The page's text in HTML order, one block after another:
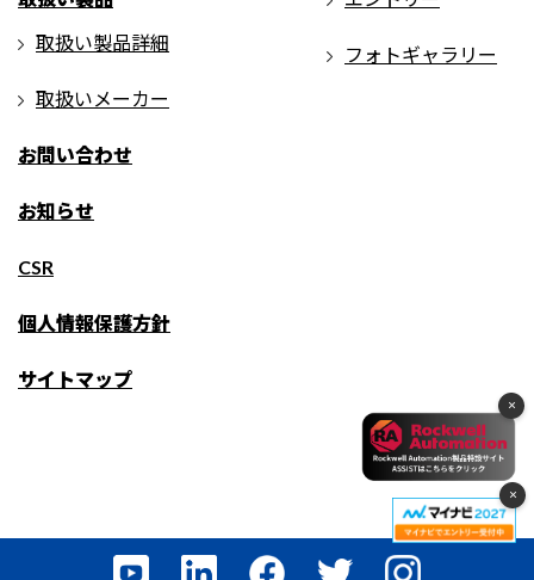
×
×
取扱い製品詳細
取扱いメーカー
お問い合わせ
お知らせ
CSR
個人情報保護方針
サイトマップ
フォトギャラリー